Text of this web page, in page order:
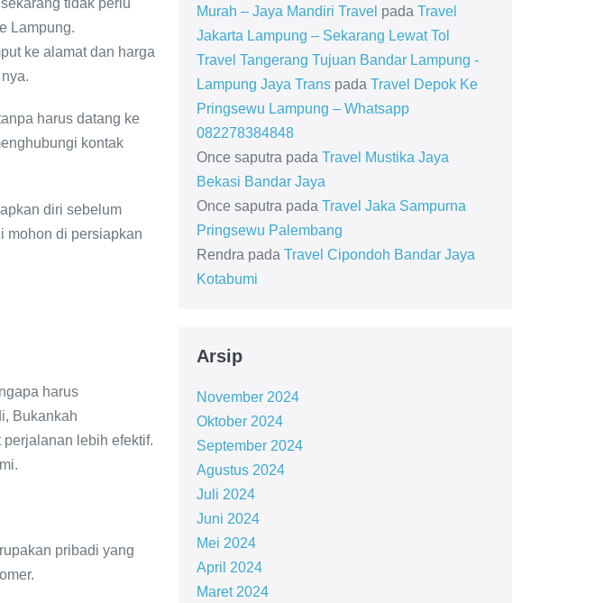
tidak perlu
Lampung.
ke alamat dan harga
harus datang ke
kontak
diri sebelum
mohon di persiapkan
harus
Bukankah
lebih efektif.
pribadi yang
Murah – Jaya Mandiri Travel pada Travel
Jakarta Lampung – Sekarang Lewat Tol
Travel Tangerang Tujuan Bandar Lampung -
Lampung Jaya Transpada Travel Depok Ke
Pringsewu Lampung – Whatsapp
082278384848
Once saputra pada Travel Mustika Jaya
Bekasi Bandar Jaya
Once saputra pada Travel Jaka Sampurna
Pringsewu Palembang
Rendra pada Travel Cipondoh Bandar Jaya
Kotabumi
Arsip
November 2024
Oktober 2024
September 2024
Agustus 2024
Juli 2024
Juni 2024
Mei 2024
April 2024
Maret 2024